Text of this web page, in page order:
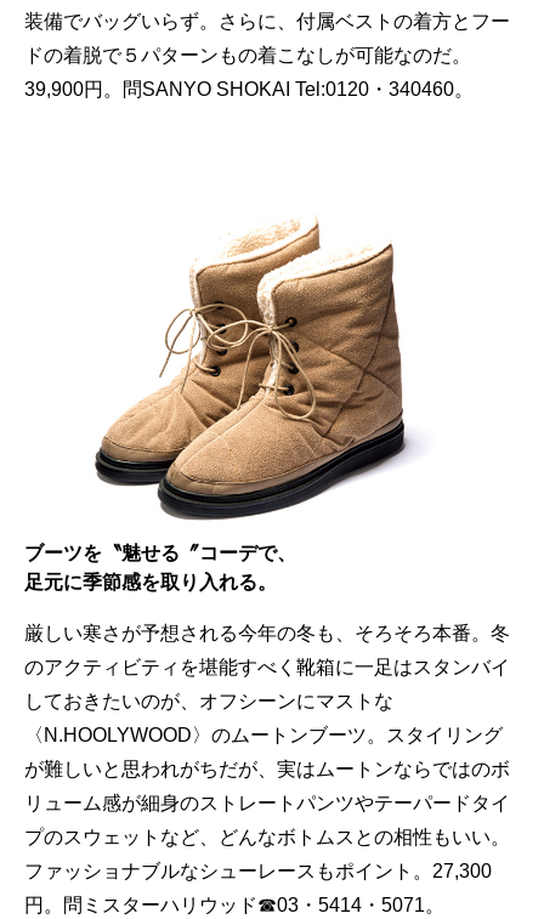
装備でバッグいらず。さらに、付属ベストの着方とフー
ドの着脱で５パターンもの着こなしが可能なのだ。
39,900円。問SANYO SHOKAI Tel:0120・340460。
ブーツを〝魅せる〞コーデで、
足元に季節感を取り入れる。
厳しい寒さが予想される今年の冬も、そろそろ本番。冬
のアクティビティを堪能すべく靴箱に一足はスタンバイ
しておきたいのが、オフシーンにマストな
〈N.HOOLYWOOD〉のムートンブーツ。スタイリング
が難しいと思われがちだが、実はムートンならではのボ
リューム感が細身のストレートパンツやテーパードタイ
プのスウェットなど、どんなボトムスとの相性もいい。
ファッショナブルなシューレースもポイント。27,300
円。問ミスターハリウッド☎03・5414・5071。